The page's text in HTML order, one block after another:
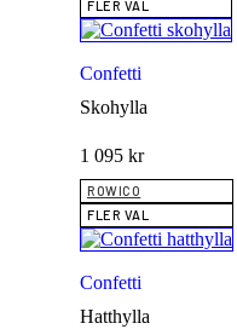
FLER VAL
Confetti
Skohylla
1 095 kr
ROWICO
FLER VAL
Confetti
Hatthylla